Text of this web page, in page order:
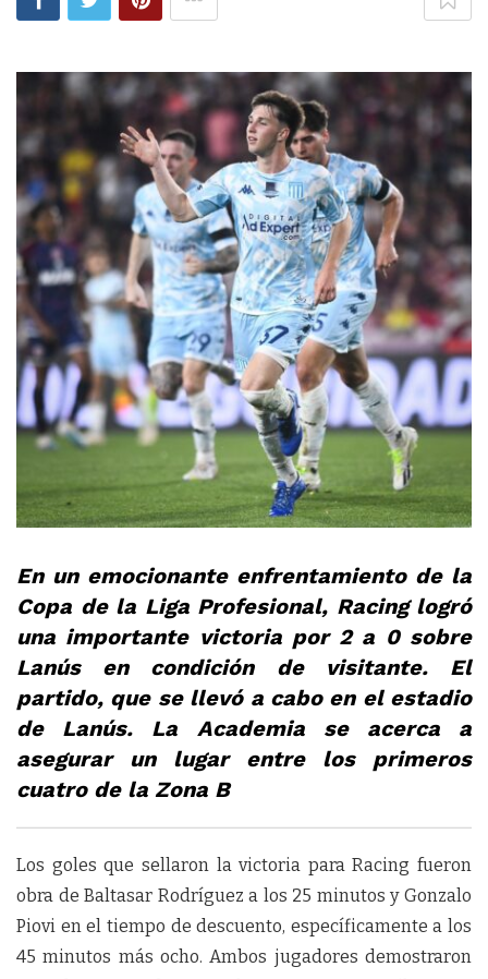
En un emocionante enfrentamiento de la
Copa de la Liga Profesional, Racing logró
una importante victoria por 2 a 0 sobre
Lanús en condición de visitante. El
partido, que se llevó a cabo en el estadio
de Lanús. La Academia se acerca a
asegurar un lugar entre los primeros
cuatro de la Zona B
Los goles que sellaron la victoria para Racing fueron
obra de Baltasar Rodríguez a los 25 minutos y Gonzalo
Piovi en el tiempo de descuento, específicamente a los
45 minutos más ocho. Ambos jugadores demostraron